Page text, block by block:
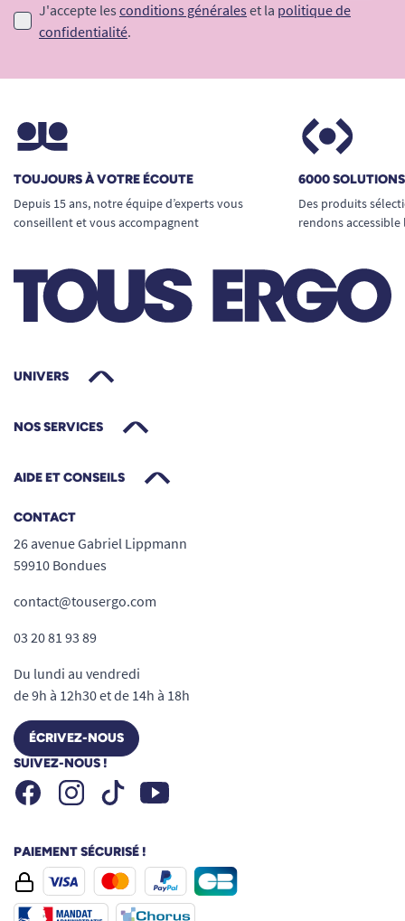
J'accepte les conditions générales et la politique de
confidentialité.
TOUJOURS À VOTRE ÉCOUTE
Depuis 15 ans, notre équipe d’experts vous
conseillent et vous accompagnent
6000
Des produits
rendons
UNIVERS
NOS SERVICES
AIDE ET CONSEILS
CONTACT
26 avenue Gabriel Lippmann
59910 Bondues
contact@tousergo.com
03 20 81 93 89
Du lundi au vendredi
de 9h à 12h30 et de 14h à 18h
ÉCRIVEZ-NOUS
SUIVEZ-NOUS !
FacebookInstagramTiktok Youtube
PAIEMENT SÉCURISÉ !